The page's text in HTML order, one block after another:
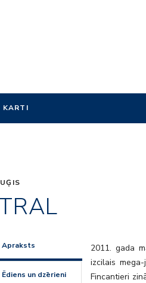
KARTI
Apraksts
Ēdiens un dzērieni
2011. gada
izcilais
Fincantieri